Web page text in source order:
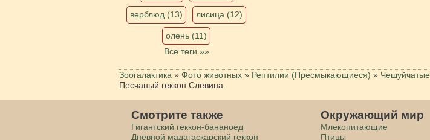
верблюд (13) лисица (12)
олень (11)
Все теги »»
Зоогалактика » Фото животных » Рептилии (Пресмыкающиеся) » Чешуйчатые
Песчаный геккон Слевина
Смотрите также
Гигантский геккон-бананоед
Дневной мадагаскарский геккон
Окружающий мир
Млекопитающие
Птицы